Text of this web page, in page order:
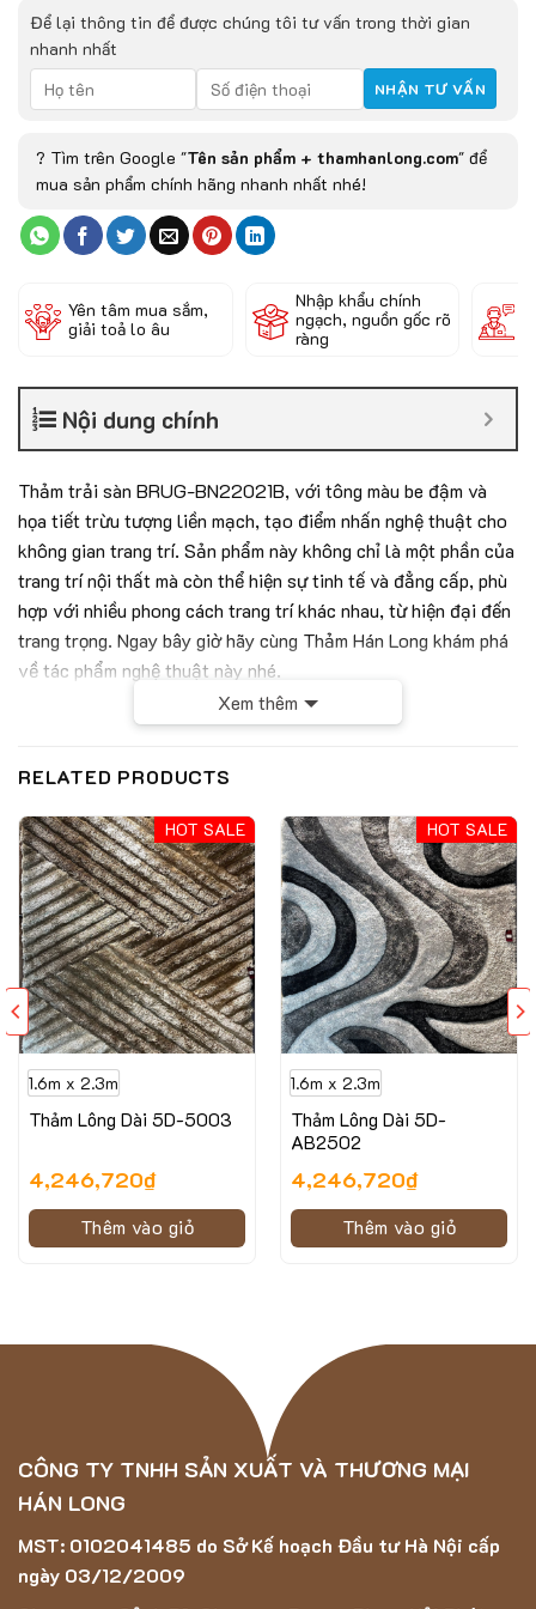
Để lại thông tin để được chúng tôi tư vấn trong thời gian
nhanh nhất
? Tìm trên Google "Tên sản phẩm + thamhanlong.com" để
mua sản phẩm chính hãng nhanh nhất nhé!
Yên tâm mua sắm,
giải toả lo âu
Nhập khẩu chính
ngạch, nguồn gốc rõ
ràng
Nội dung chính
Thảm trải sàn BRUG-BN22021B, với tông màu be đậm và
họa tiết trừu tượng liền mạch, tạo điểm nhấn nghệ thuật cho
không gian trang trí. Sản phẩm này không chỉ là một phần của
trang trí nội thất mà còn thể hiện sự tinh tế và đẳng cấp, phù
hợp với nhiều phong cách trang trí khác nhau, từ hiện đại đến
trang trọng. Ngay bây giờ hãy cùng Thảm Hán Long khám phá
về tác phẩm nghệ thuật này nhé.
Hình ảnh minh họa của mẫu trải sàn BRUG-BN22021B
Thông số kỹ thuật của mẫu thảm trải sàn
BRUG-BN22021B
Xem thêm
RELATED PRODUCTS
HOT SALE
1.6m x 2.3m
Thảm Lông Dài 5D-5003
4,246,720₫
Thêm vào giỏ
HOT SALE
1.6m x 2.3m
Thảm Lông Dài 5D-
AB2502
4,246,720₫
Thêm vào giỏ
CÔNG TY TNHH SẢN XUẤT VÀ THƯƠNG MẠI
HÁN LONG
MST: 0102041485 do Sở Kế hoạch Đầu tư Hà Nội cấp
ngày 03/12/2009